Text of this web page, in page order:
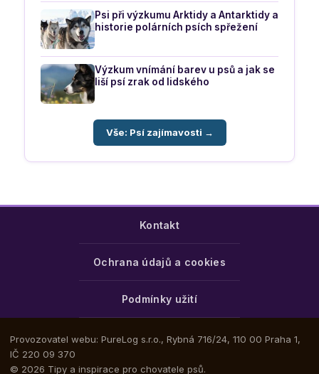
Psi při výzkumu Arktidy a Antarktidy a
historie polárních psích spřežení
Výzkum vnímání barev u psů a jak se
liší psí zrak od lidského
Vše: Psí zajímavosti →
Kontakt
Ochrana údajů a cookies
Podmínky užití
Provozovatel webu: PureLog s.r.o., Rybná 716/24, 110 00 Praha 1,
IČ 220 09 370
© 2026 Tipy a inspirace pro chovatele psů.